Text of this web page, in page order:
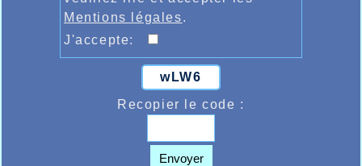
Mentions légales.
J'accepte:
wLW6
Recopier le code :
Envoyer